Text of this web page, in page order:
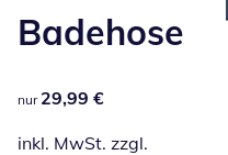
Badehose
29,99 €
nur 29,99 €
inkl. MwSt. zzgl.